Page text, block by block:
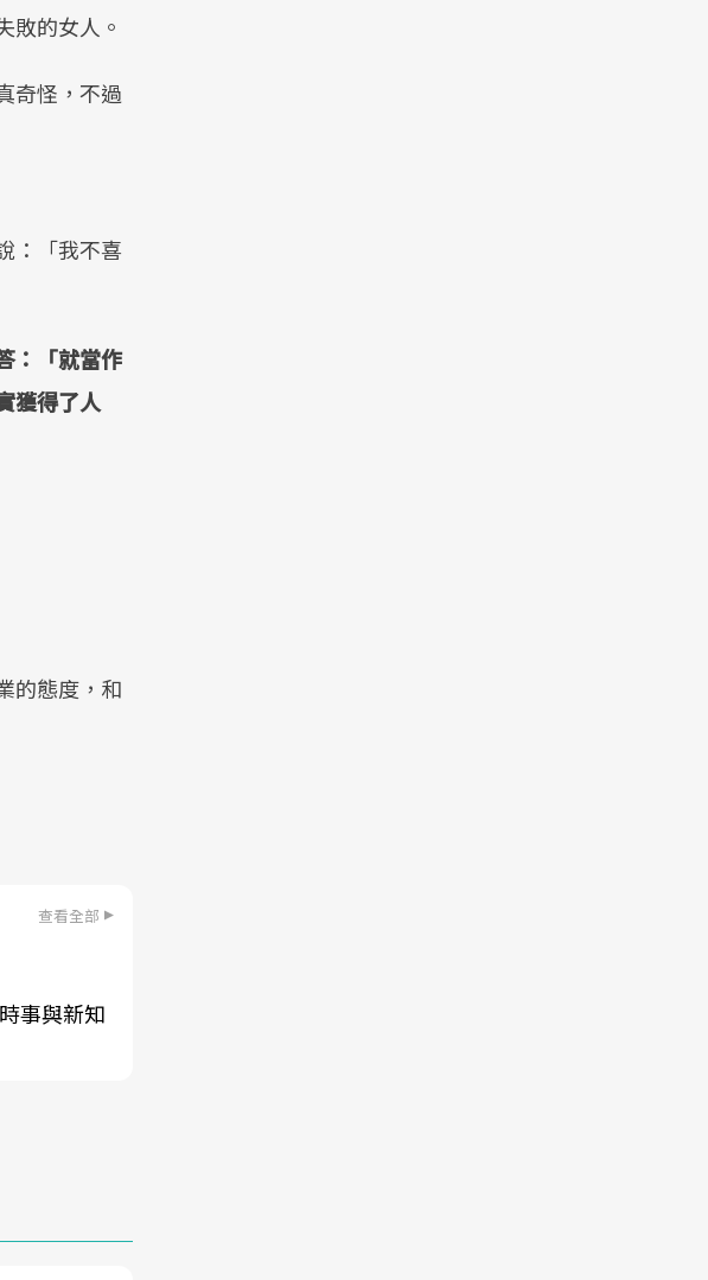
敗的女人。
奇怪，不過
：「我不喜
：「就當作
獲得了人
的態度，和
查看全部
事與新知